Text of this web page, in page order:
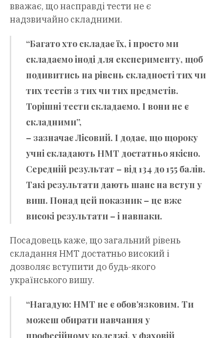
вважає, що насправді тести не є
надзвичайно складними.
“Багато хто складає їх, і просто ми
складаємо іноді для експерименту, щоб
подивитись на рівень складності тих чи
тих тестів з тих чи тих предметів.
Торішні тести складаємо. І вони не є
складними”,
– зазначає Лісовий. І додає, що щороку
учні складають НМТ достатньо якісно.
Середній результат – від 134 до 155 балів.
Такі результати дають шанс на вступ у
виш. Понад цей показник – це вже
високі результати – і навпаки.
Посадовець каже, що загальний рівень
складання НМТ достатньо високий і
дозволяє вступити до будь-якого
українського вишу.
“Нагадую: НМТ не є обов’язковим. Ти
можеш обирати навчання у
професійному коледжі, у фаховій